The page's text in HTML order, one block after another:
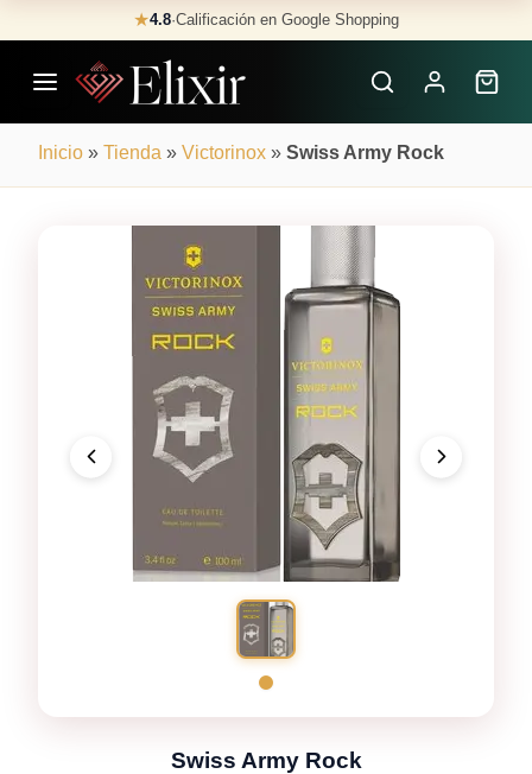
to
content
★4.8·Calificación en Google Shopping
Inicio » Tienda » Victorinox » Swiss Army Rock
Swiss Army Rock